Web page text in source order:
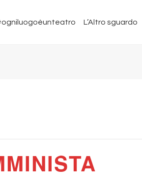
L’Altro sguardo